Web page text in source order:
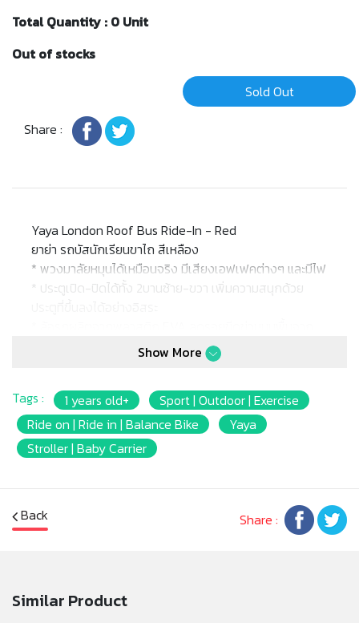
Total Quantity : 0 Unit
Out of stocks
Sold Out
Share :
Yaya London Roof Bus Ride-In - Red
ยาย่า รถบัสนักเรียนขาไถ สีเหลือง
* พวงมาลัยหมุนได้เหมือนจริง มีเสียงเอฟเฟคต่างๆ และมีไฟ
* ประตูเปิด-ปิดได้ทั้ง 2บานซ้าย-ขวา เพิ่มความสนุกด้วย
การเล่น ล้อหน้าหมุนได้ 360 องศา ปลอดสารพิษ และไร้เสียง
เล็กอื่นๆไปเล่นกับรถได้
* ผู้ปกครองสามารถใช้มือจับบนหลังคารถเข็นรถพาเด็กๆ
ออกไปนอกบ้านได้เหมือนรถเข็นเด็ก นอกจากนี้หลังคารถยัง
ออกแบบมาให้สามารถวางของได้อีกด้วย
* เพื่อให้เด็กๆได้เล่นสนุกอย่างปลอดภัย มุมตามจุดต่างๆบน
รถออกแบบให้โค้งมนเพื่อความปลอดภัยของพวกเขา
ผลิตภัณฑ์ นั่นไม่ใช่ข้อบกพร่องระหว่างการผลิตที่เป็นเหตุให้
Show More
Tags : 1 years old+
Sport | Outdoor | Exercise
Ride on | Ride in | Balance Bike
Yaya
Stroller | Baby Carrier
Back Share :
Similar Product